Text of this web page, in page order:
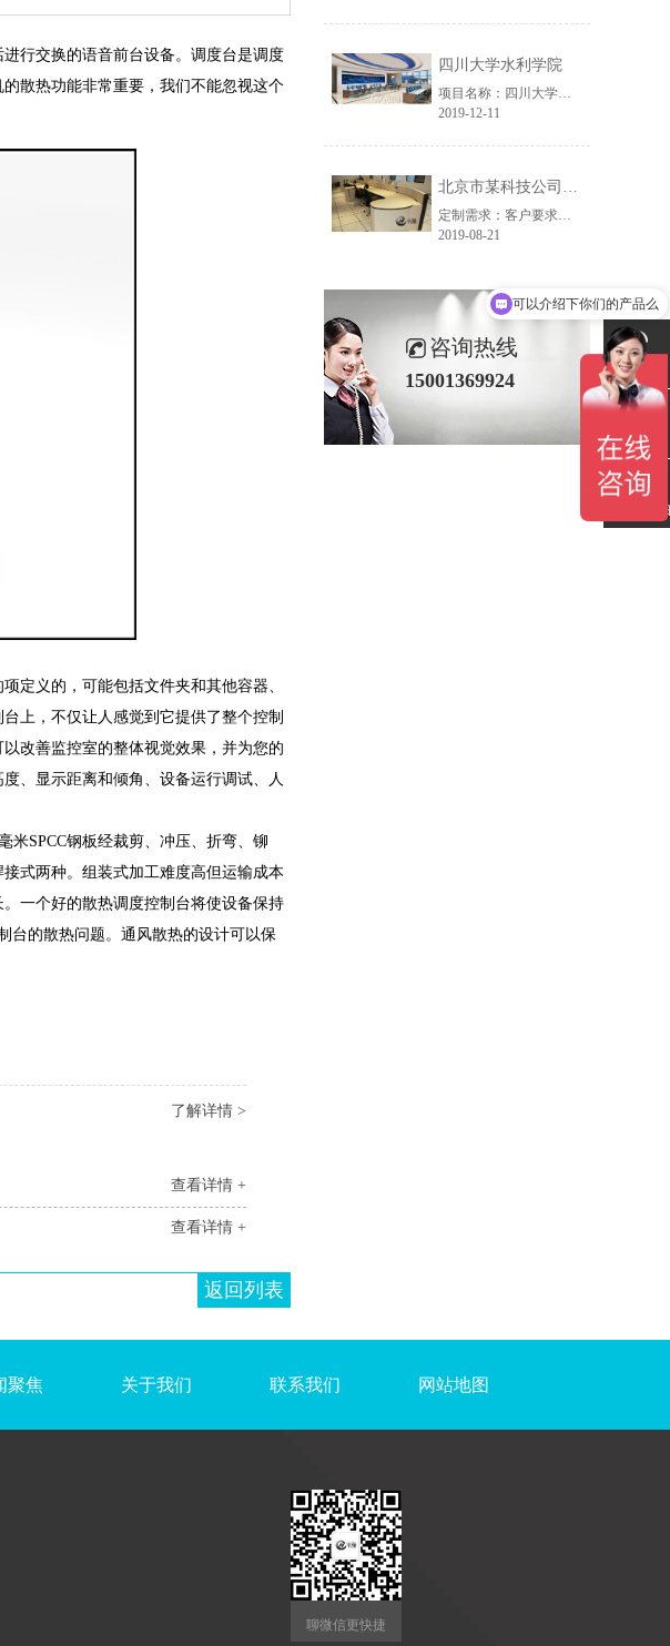
行交换的语音前台设备。调度台是调度
散热功能非常重要，我们不能忽视这个
定义的，可能包括文件夹和其他容器、
上，不仅让人感觉到它提供了整个控制
改善监控室的整体视觉效果，并为您的
、显示距离和倾角、设备运行调试、人
米SPCC钢板经裁剪、冲压、折弯、铆
式两种。组装式加工难度高但运输成本
一个好的散热调度控制台将使设备保持
台的散热问题。通风散热的设计可以保
了解详情 >
查看详情 +
查看详情 +
返回列表
四川大学水利学院
项目名称：四川大学水利学院......
2019-12-11
北京市某科技公司控制台定制项目
定制需求：客户要求增加半圆储物柜，扩大储物空间；统一配备电脑显示器支臂、控制台专用PDU。
2019-08-21
咨询热线
15001369924
聚焦 关于我们 联系我们 网站地图
聊微信更快捷
联系电话
在线留言
微信扫一扫
可以介绍下你们的产品么